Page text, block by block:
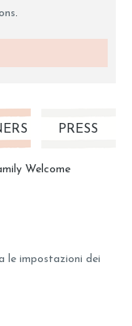
.
PRESS
Welcome
le impostazioni dei